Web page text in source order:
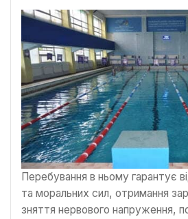
Перебування в ньому гарантує
та моральних сил, отримання
зняття нервового напруження,